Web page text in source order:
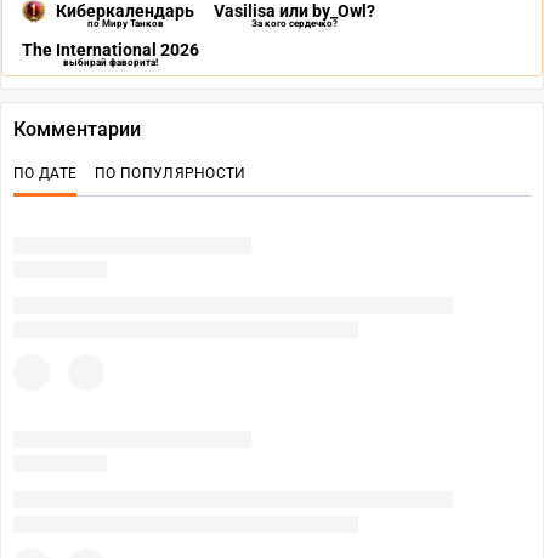
Киберкалендарь
по Миру Танков
Vasilisa или by_Owl?
За кого сердечко?
The International 2026
выбирай фаворита!
Комментарии
ПО ДАТЕ ПО ПОПУЛЯРНОСТИ